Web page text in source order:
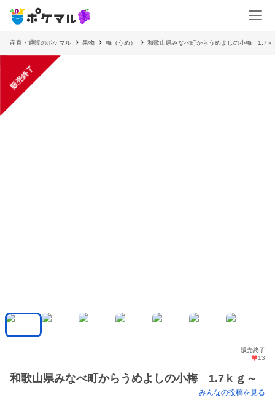
産直・通販のポケマル 果物 梅（うめ） 和歌山県みなべ町からうめよしの小梅 1.7ｋ
販売終了
販売終了
13
和歌山県みなべ町からうめよしの小梅 1.7ｋｇ～
みんなの投稿を見る